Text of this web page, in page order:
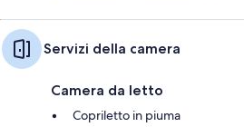
Servizi della camera
Camera da letto
Copriletto in piuma